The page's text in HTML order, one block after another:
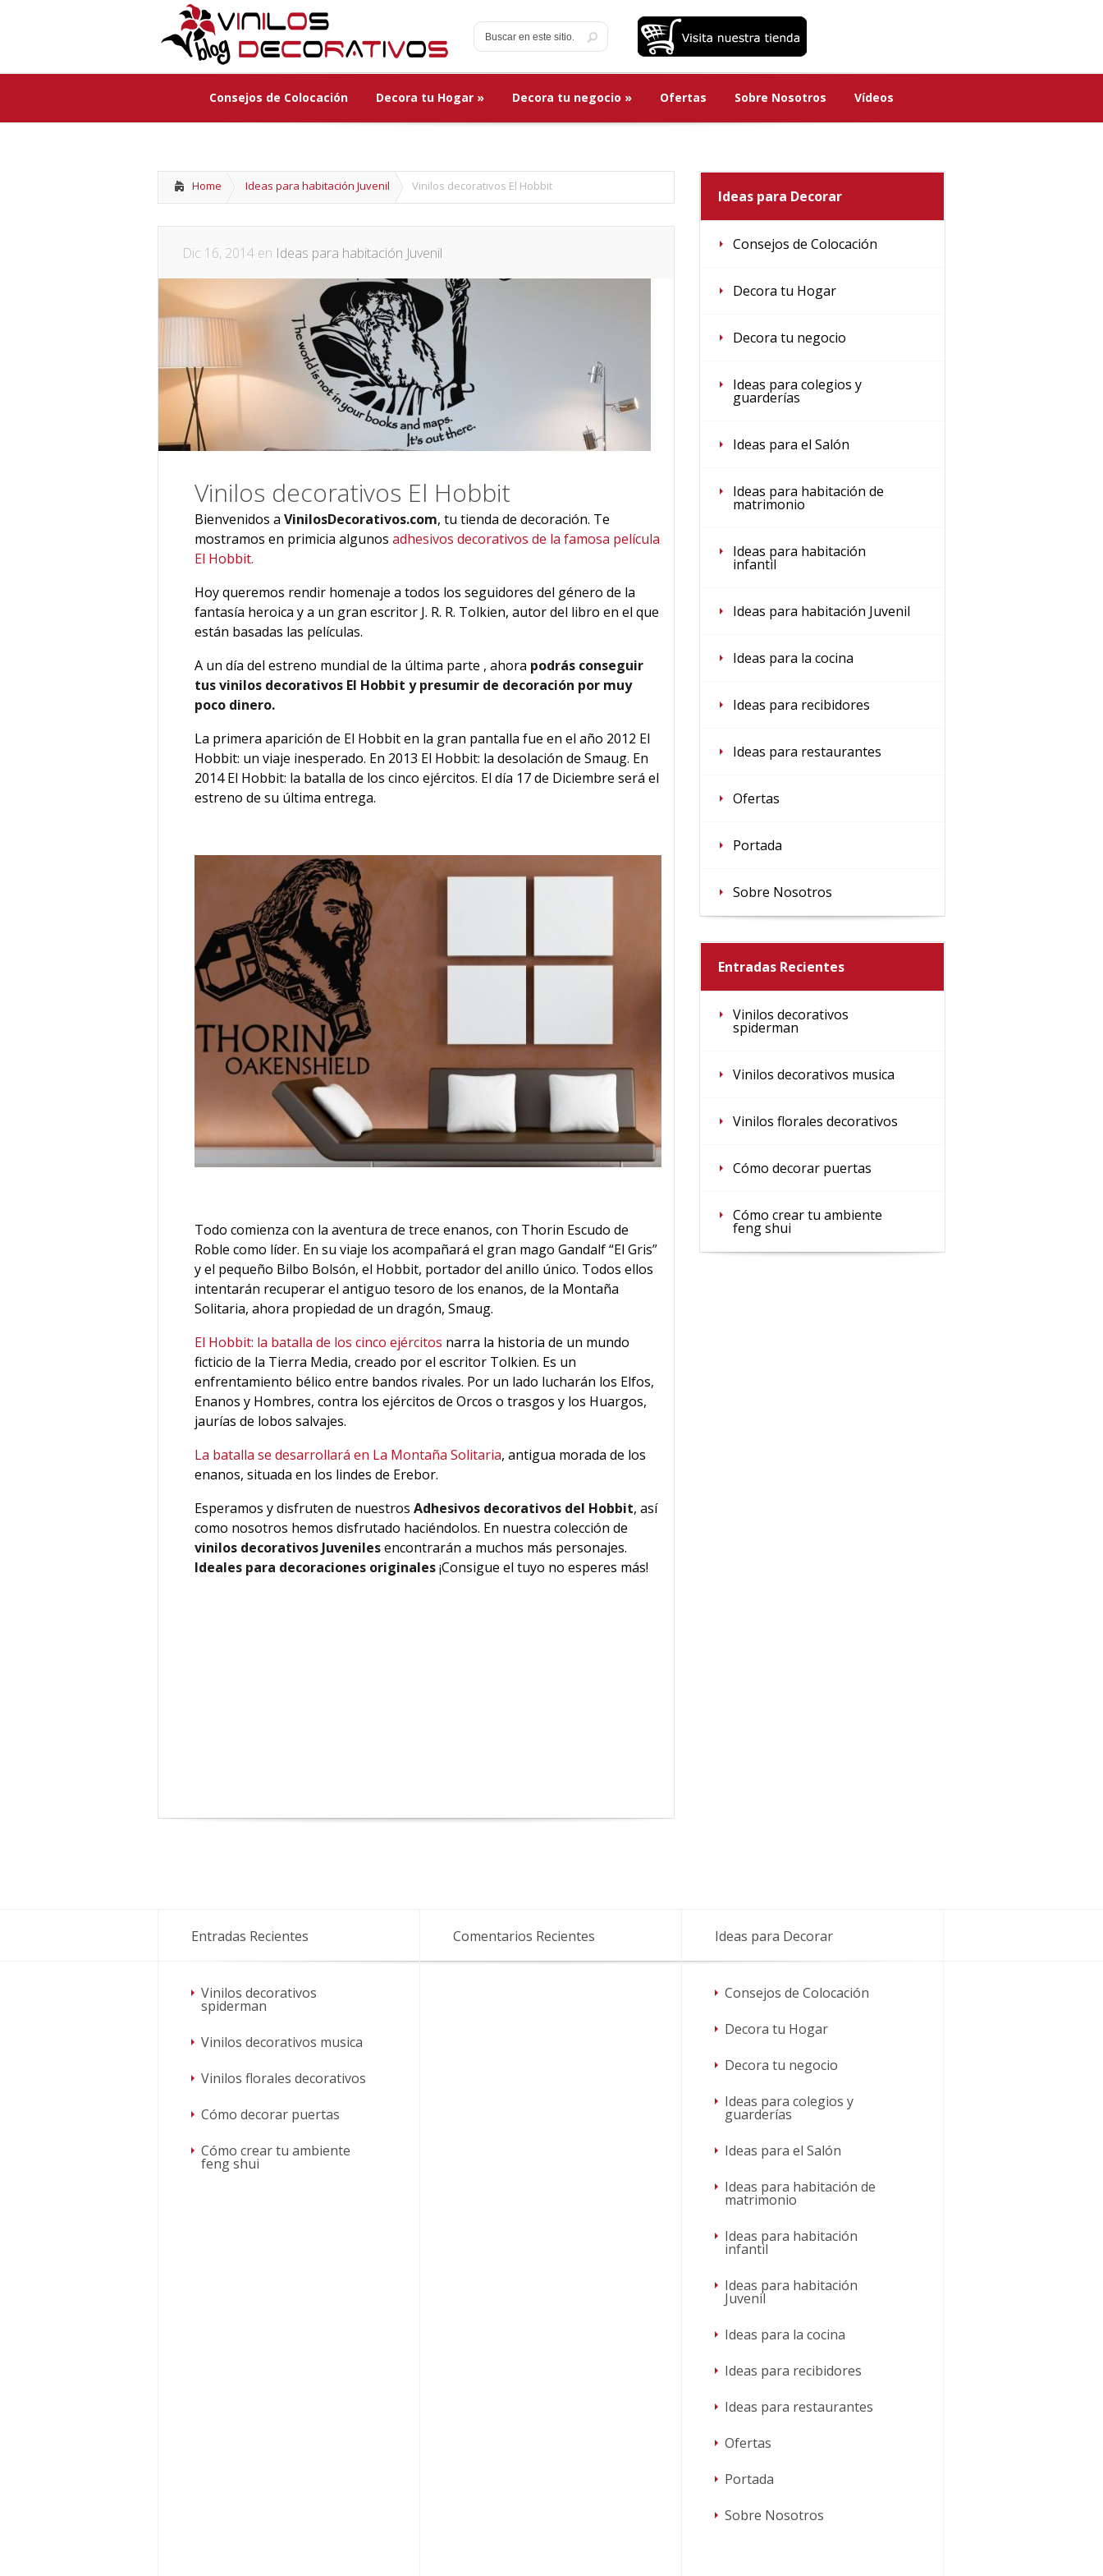
Consejos de Colocación Decora tu Hogar » Decora tu negocio » Ofertas Sobre Nosotros Vídeos
Home Ideas para habitación Juvenil Vinilos decorativos El Hobbit
Dic 16, 2014 en Ideas para habitación Juvenil
Vinilos decorativos El Hobbit
Bienvenidos a VinilosDecorativos.com, tu tienda de decoración. Te
mostramos en primicia algunos adhesivos decorativos de la famosa película
El Hobbit.
Hoy queremos rendir homenaje a todos los seguidores del género de la
fantasía heroica y a un gran escritor J. R. R. Tolkien, autor del libro en el que
están basadas las películas.
A un día del estreno mundial de la última parte , ahora podrás conseguir
tus vinilos decorativos El Hobbit y presumir de decoración por muy
poco dinero.
La primera aparición de El Hobbit en la gran pantalla fue en el año 2012 El
Hobbit: un viaje inesperado. En 2013 El Hobbit: la desolación de Smaug. En
2014 El Hobbit: la batalla de los cinco ejércitos. El día 17 de Diciembre será el
estreno de su última entrega.
Todo comienza con la aventura de trece enanos, con Thorin Escudo de
Roble como líder. En su viaje los acompañará el gran mago Gandalf “El Gris”
y el pequeño Bilbo Bolsón, el Hobbit, portador del anillo único. Todos ellos
intentarán recuperar el antiguo tesoro de los enanos, de la Montaña
Solitaria, ahora propiedad de un dragón, Smaug.
El Hobbit: la batalla de los cinco ejércitos narra la historia de un mundo
ficticio de la Tierra Media, creado por el escritor Tolkien. Es un
enfrentamiento bélico entre bandos rivales. Por un lado lucharán los Elfos,
Enanos y Hombres, contra los ejércitos de Orcos o trasgos y los Huargos,
jaurías de lobos salvajes.
La batalla se desarrollará en La Montaña Solitaria, antigua morada de los
enanos, situada en los lindes de Erebor.
Esperamos y disfruten de nuestros Adhesivos decorativos del Hobbit, así
como nosotros hemos disfrutado haciéndolos. En nuestra colección de
vinilos decorativos Juvenilesencontrarán a muchos más personajes.
Ideales para decoraciones originales¡Consigue el tuyo no esperes más!
Ideas para Decorar
Consejos de Colocación
Decora tu Hogar
Decora tu negocio
Ideas para colegios y
guarderías
Ideas para el Salón
Ideas para habitación de
matrimonio
Ideas para habitación
infantil
Ideas para habitación Juvenil
Ideas para la cocina
Ideas para recibidores
Ideas para restaurantes
Ofertas
Portada
Sobre Nosotros
Entradas Recientes
Vinilos decorativos
spiderman
Vinilos decorativos musica
Vinilos florales decorativos
Cómo decorar puertas
Cómo crear tu ambiente
feng shui
Entradas Recientes
Vinilos decorativos
spiderman
Vinilos decorativos musica
Vinilos florales decorativos
Cómo decorar puertas
Cómo crear tu ambiente
feng shui
Comentarios Recientes Ideas para Decorar
Consejos de Colocación
Decora tu Hogar
Decora tu negocio
Ideas para colegios y
guarderías
Ideas para el Salón
Ideas para habitación de
matrimonio
Ideas para habitación
infantil
Ideas para habitación
Juvenil
Ideas para la cocina
Ideas para recibidores
Ideas para restaurantes
Ofertas
Portada
Sobre Nosotros